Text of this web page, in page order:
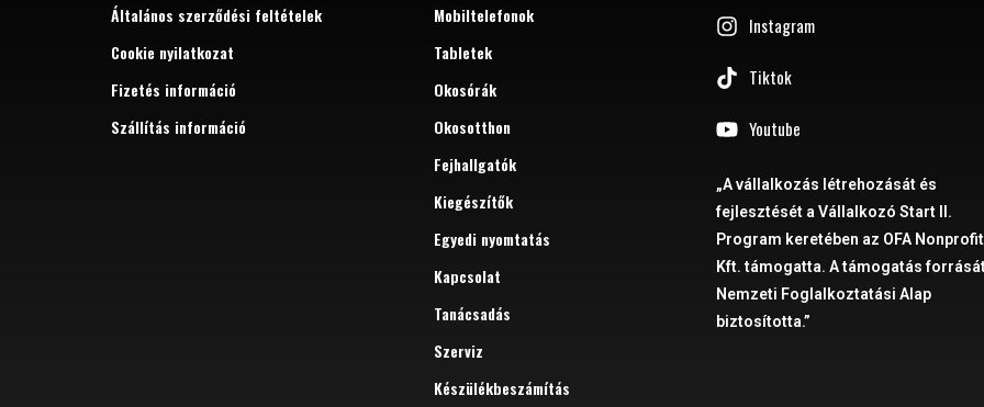
Általános szerződési feltételek
Cookie nyilatkozat
Fizetés információ
Szállítás információ
Mobiltelefonok
Tabletek
Okosórák
Okosotthon
Fejhallgatók
Kiegészítők
Egyedi nyomtatás
Kapcsolat
Tanácsadás
Szerviz
Készülékbeszámítás
Instagram
Tiktok
Youtube
„A vállalkozás létrehozását és
fejlesztését a Vállalkozó Start II.
Program keretében az OFA Nonprofit
Kft. támogatta. A támogatás
Nemzeti Foglalkoztatási Alap
biztosította.”